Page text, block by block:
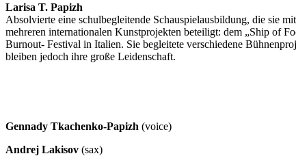
Larisa T. Papizh
Absolvierte eine schulbegleitende Schauspielausbildung, die sie
mehreren internationalen Kunstprojekten beteiligt: dem „Ship of
Burnout- Festival in Italien. Sie begleitete verschiedene
bleiben jedoch ihre große Leidenschaft.
Gennady Tkachenko-Papizh (voice)
Andrej Lakisov (sax)